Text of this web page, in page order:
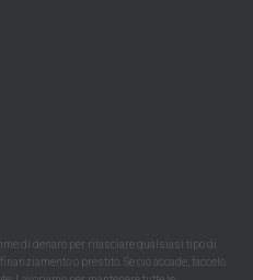
di denaro per rilasciare qualsiasi tipo di
o prestito. Se ciò accade, faccelo